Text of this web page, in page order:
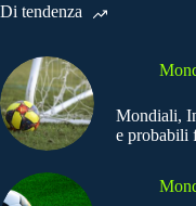
Di tendenza
Mondiali,
e probabili